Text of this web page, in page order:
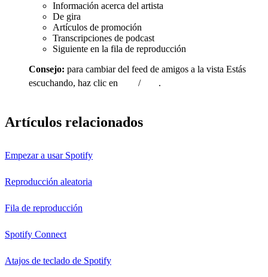
Información acerca del artista
De gira
Artículos de promoción
Transcripciones de podcast
Siguiente en la fila de reproducción
Consejo: para cambiar del feed de amigos a la vista Estás
escuchando, haz clic en
/ .
Artículos relacionados
Empezar a usar Spotify
Reproducción aleatoria
Fila de reproducción
Spotify Connect
Atajos de teclado de Spotify